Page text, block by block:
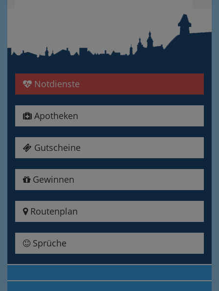
Notdienste
Apotheken
Gutscheine
Gewinnen
Routenplan
Sprüche